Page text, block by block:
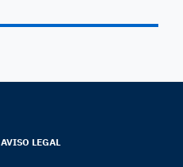
AVISO LEGAL